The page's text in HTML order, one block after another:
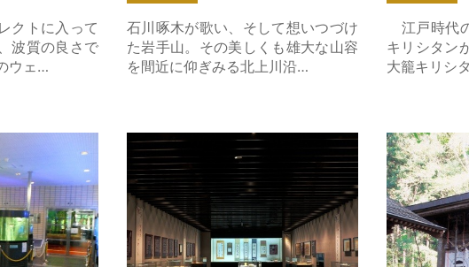
クトに入って
波質の良さで
ウェ…
石川啄木が歌い、そして想いつづけ
た岩手山。その美しくも雄大な山容
を間近に仰ぎみる北上川沿…
江戸時代
キリシタン
大籠キリシ
詳細はこちら 高村光太郎記念館 の詳細はこちら 御堂観音 の